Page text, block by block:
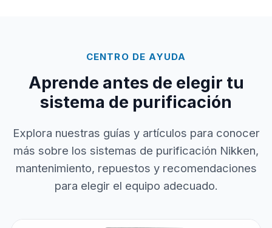
CENTRO DE AYUDA
Aprende antes de elegir tu
sistema de purificación
Explora nuestras guías y artículos para conocer
más sobre los sistemas de purificación Nikken,
mantenimiento, repuestos y recomendaciones
para elegir el equipo adecuado.